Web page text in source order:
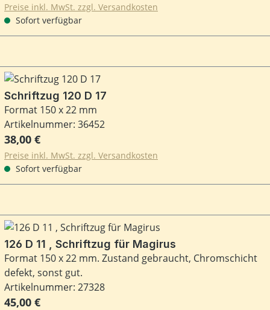
Preise inkl. MwSt. zzgl. Versandkosten
Sofort verfügbar
Schriftzug 120 D 17
Format 150 x 22 mm
Artikelnummer: 36452
Regulärer Preis:
38,00 €
Preise inkl. MwSt. zzgl. Versandkosten
Sofort verfügbar
126 D 11 , Schriftzug für Magirus
Format 150 x 22 mm. Zustand gebraucht, Chromschicht
defekt, sonst gut.
Artikelnummer: 27328
Regulärer Preis:
45,00 €